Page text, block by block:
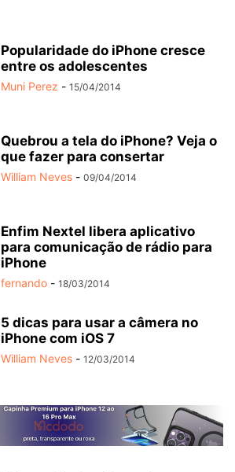
Popularidade do iPhone cresce
entre os adolescentes
Muni Perez - 15/04/2014
Quebrou a tela do iPhone? Veja o
que fazer para consertar
William Neves - 09/04/2014
Enfim Nextel libera aplicativo
para comunicação de rádio para
iPhone
fernando - 18/03/2014
5 dicas para usar a câmera no
iPhone com iOS 7
William Neves - 12/03/2014